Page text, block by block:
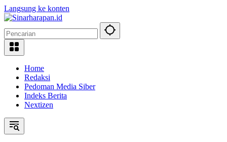
Langsung ke konten
Home
Redaksi
Pedoman Media Siber
Indeks Berita
Nextizen